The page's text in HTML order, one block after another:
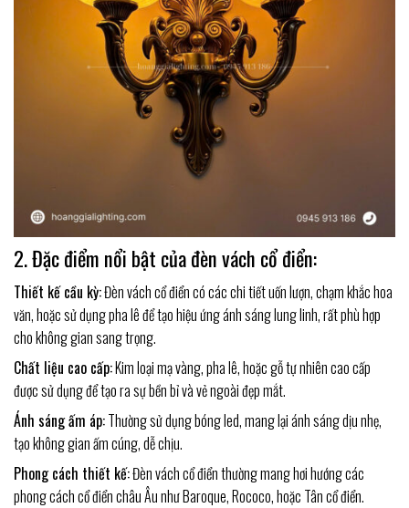
2. Đặc điểm nổi bật của đèn vách cổ điển:
Thiết kế cầu kỳ:Đèn vách cổ điển có các chi tiết uốn lượn, chạm khắc hoa
văn, hoặc sử dụng pha lê để tạo hiệu ứng ánh sáng lung linh, rất phù hợp
cho không gian sang trọng.
Chất liệu cao cấp:Kim loại mạ vàng, pha lê, hoặc gỗ tự nhiên cao cấp
được sử dụng để tạo ra sự bền bỉ và vẻ ngoài đẹp mắt.
Ánh sáng ấm áp:Thường sử dụng bóng led, mang lại ánh sáng dịu nhẹ,
tạo không gian ấm cúng, dễ chịu.
Phong cách thiết kế:Đèn vách cổ điển thường mang hơi hướng các
phong cách cổ điển châu Âu như Baroque, Rococo, hoặc Tân cổ điển.